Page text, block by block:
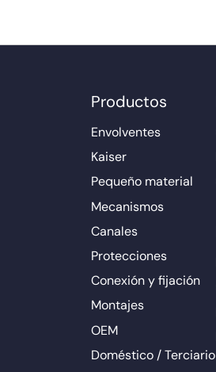
Productos
Envolventes
Kaiser
Pequeño material
Mecanismos
Canales
Protecciones
Conexión y fijación
Montajes
OEM
Doméstico / Terciario